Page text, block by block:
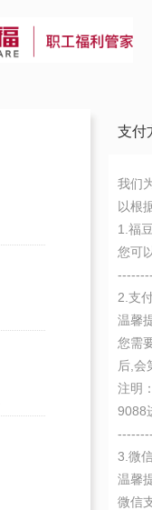
支付
我们
以根
1.福
您可
2.支
温馨
您需
后,会
注明
9088
3.微
温馨
微信